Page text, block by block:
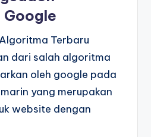
Terbaru
dari salah algoritma
oleh google pada
yang merupakan
website dengan